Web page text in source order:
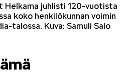
Helkama juhlisti 120-vuotista
koko henkilökunnan voimin
talossa. Kuva: Samuli Salo